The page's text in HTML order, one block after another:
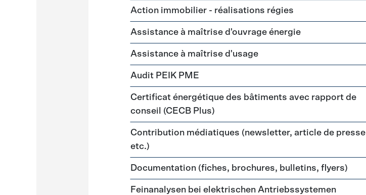
Action immobilier - réalisations régies
Assistance à maîtrise d'ouvrage énergie
Assistance à maîtrise d'usage
Audit PEIK PME
Certificat énergétique des bâtiments avec rapport de
conseil (CECB Plus)
Contribution médiatiques (newsletter, article de presse
etc.)
Documentation (fiches, brochures, bulletins, flyers)
Feinanalysen bei elektrischen Antriebssystemen